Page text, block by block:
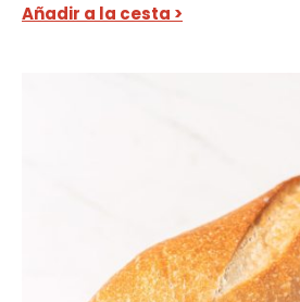
Añadir a la cesta >